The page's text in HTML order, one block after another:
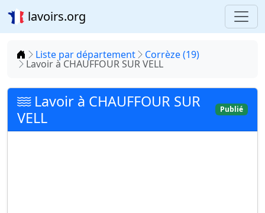
lavoirs.org
Accueil
Liste par département Corrèze (19)
Lavoir à CHAUFFOUR SUR VELL
Lavoir à CHAUFFOUR SUR
VELL
Publié